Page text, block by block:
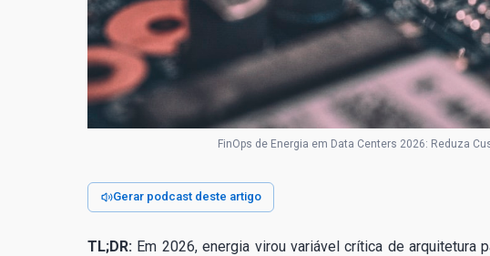
FinOps de Energia em Data Centers 2026: Reduza
Gerar podcast deste artigo
TL;DR: Em 2026, energia virou variável crítica de arquitetura